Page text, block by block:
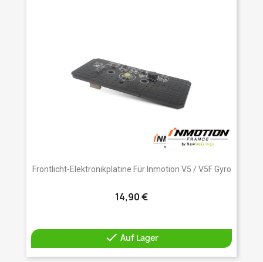
Frontlicht-Elektronikplatine Für Inmotion V5 / V5F Gyro
14,90 €
 Auf Lager